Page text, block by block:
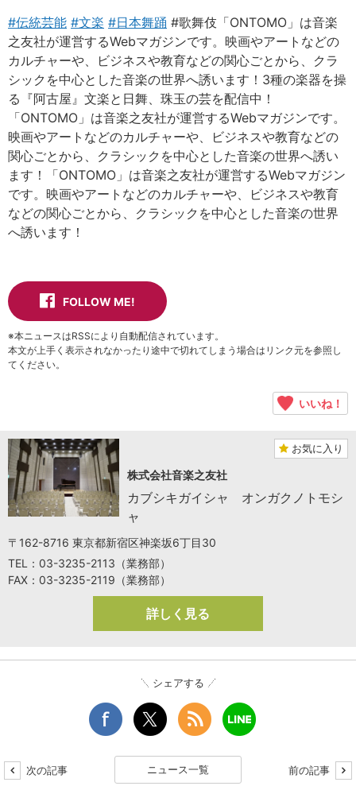
#伝統芸能 #文楽 #日本舞踊 #歌舞伎「ONTOMO」は音楽
之友社が運営するWebマガジンです。映画やアートなどの
カルチャーや、ビジネスや教育などの関心ごとから、クラ
シックを中心とした音楽の世界へ誘います！3種の楽器を操
る『阿古屋』文楽と日舞、珠玉の芸を配信中！
「ONTOMO」は音楽之友社が運営するWebマガジンです。
映画やアートなどのカルチャーや、ビジネスや教育などの
関心ごとから、クラシックを中心とした音楽の世界へ誘い
ます！「ONTOMO」は音楽之友社が運営するWebマガジン
です。映画やアートなどのカルチャーや、ビジネスや教育
などの関心ごとから、クラシックを中心とした音楽の世界
へ誘います！
FOLLOW ME!
※本ニュースはRSSにより自動配信されています。
本文が上手く表示されなかったり途中で切れてしまう場合はリンク元を参照し
てください。
いいね！
お気に入り
株式会社音楽之友社
カブシキガイシャ オンガクノトモシ
ャ
〒162-8716 東京都新宿区神楽坂6丁目30
TEL：03-3235-2113（業務部）
FAX：03-3235-2119（業務部）
詳しく見る
シェアする
次の記事 ニュース一覧 前の記事